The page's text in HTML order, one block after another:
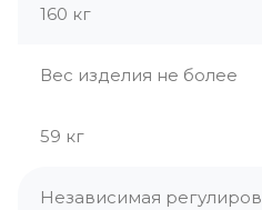
160 кг
Вес изделия не более
59 кг
Независимая